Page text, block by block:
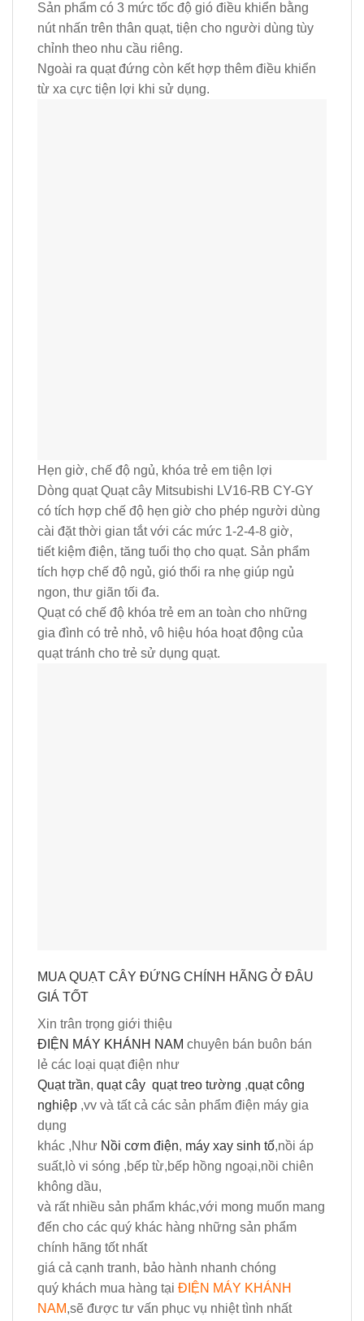
Sản phẩm có 3 mức tốc độ gió điều khiển bằng
nút nhấn trên thân quạt, tiện cho người dùng tùy
chỉnh theo nhu cầu riêng.
Ngoài ra quạt đứng còn kết hợp thêm điều khiển
từ xa cực tiện lợi khi sử dụng.
Hẹn giờ, chế độ ngủ, khóa trẻ em tiện lợi
Dòng quạt Quạt cây Mitsubishi LV16-RB CY-GY
có tích hợp chế độ hẹn giờ cho phép người dùng
cài đặt thời gian tắt với các mức 1-2-4-8 giờ,
tiết kiệm điện, tăng tuổi thọ cho quạt. Sản phẩm
tích hợp chế độ ngủ, gió thổi ra nhẹ giúp ngủ
ngon, thư giãn tối đa.
Quạt có chế độ khóa trẻ em an toàn cho những
gia đình có trẻ nhỏ, vô hiệu hóa hoạt động của
quạt tránh cho trẻ sử dụng quạt.
MUA QUẠT CÂY ĐỨNG CHÍNH HÃNG Ở ĐÂU
GIÁ TỐT
Xin trân trọng giới thiệu
ĐIỆN MÁY KHÁNH NAM chuyên bán buôn bán
lẻ các loại quạt điện như
Quạt trần, quạt cây quạt treo tường ,quạt công
nghiệp ,vv và tất cả các sản phẩm điện máy gia
dụng
khác ,Như Nồi cơm điện, máy xay sinh tố,nồi áp
suất,lò vi sóng ,bếp từ,bếp hồng ngoại,nồi chiên
không dầu,
và rất nhiều sản phẩm khác,với mong muốn mang
đến cho các quý khác hàng những sản phẩm
chính hãng tốt nhất
giá cả cạnh tranh, bảo hành nhanh chóng
quý khách mua hàng tại ĐIỆN MÁY KHÁNH
NAM,sẽ được tư vấn phục vụ nhiệt tình nhất